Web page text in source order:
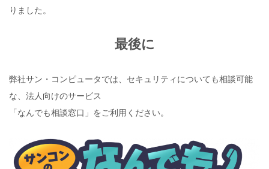
りました。
最後に
弊社サン・コンピュータでは、セキュリティについても相談可能
な、法人向けのサービス
「なんでも相談窓口」をご利用ください。